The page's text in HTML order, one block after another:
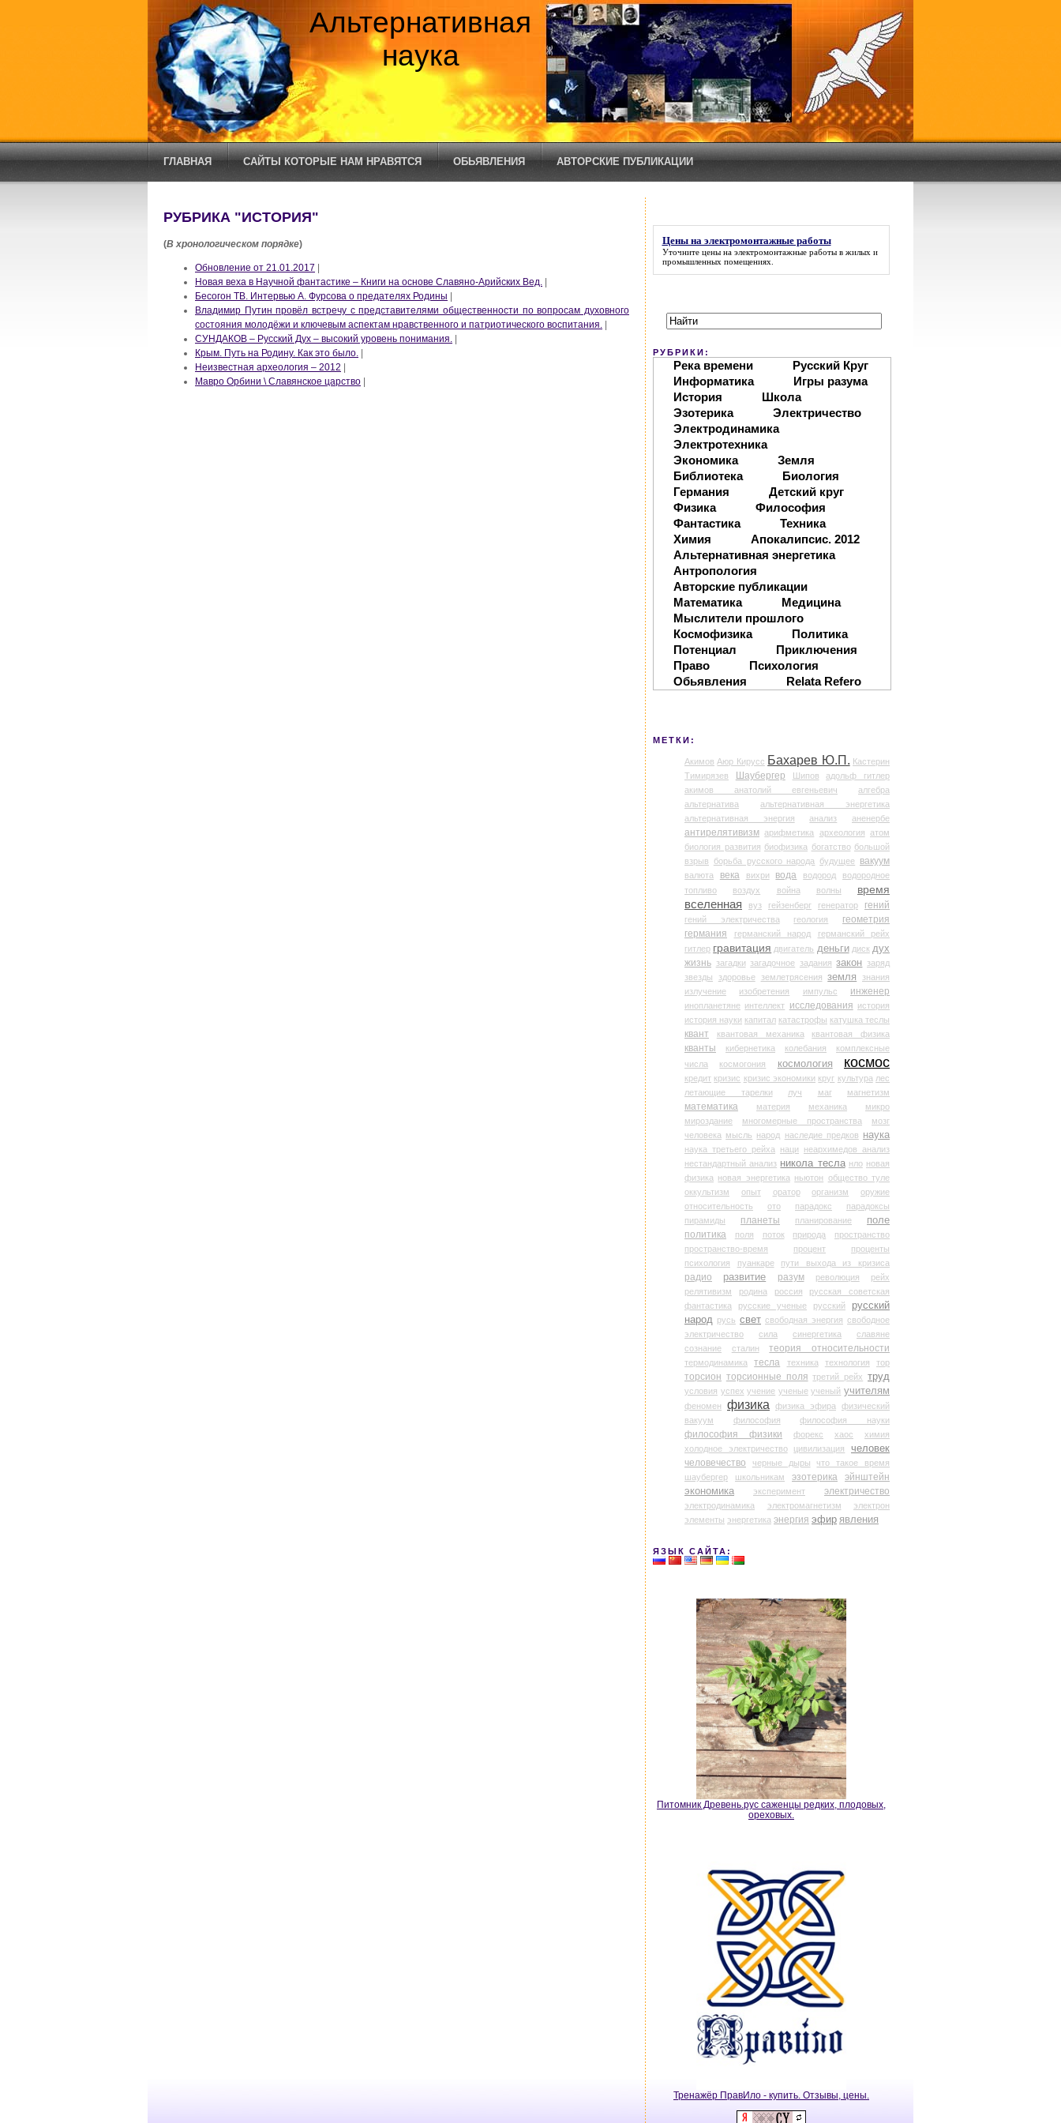
Альтернативная
наука
ГЛАВНАЯ САЙТЫ КОТОРЫЕ НАМ НРАВЯТСЯ ОБЬЯВЛЕНИЯ АВТОРСКИЕ ПУБЛИКАЦИИ
РУБРИКА "ИСТОРИЯ"
(В хронологическом порядке)
Обновление от 21.01.2017
Новая веха в Научной фантастике – Книги на основе Славяно-Арийских Вед.
Бесогон ТВ. Интервью А. Фурсова о предателях Родины
Владимир Путин провёл встречу с представителями общественности по вопросам духовного
состояния молодёжи и ключевым аспектам нравственного и патриотического воспитания.
СУНДАКОВ – Русский Дух – высокий уровень понимания.
Крым. Путь на Родину. Как это было.
Неизвестная археология – 2012
Мавро Орбини \ Славянское царство
Цены на электромонтажные работы
Уточните цены на электромонтажные работыв жилых и
промышленных помещениях.
РУБРИКИ:
Река времени
Русский Круг
Информатика
Игры разума
История
Школа
Эзотерика
Электричество
Электродинамика
Электротехника
Экономика
Земля
Библиотека
Биология
Германия
Детский круг
Физика
Философия
Фантастика
Техника
Химия
Апокалипсис. 2012
Альтернативная энергетика
Антропология
Авторские публикации
Математика
Медицина
Мыслители прошлого
Космофизика
Политика
Потенциал
Приключения
Право
Психология
Обьявления
Relata Refero
МЕТКИ:
Акимов Аюр Кирусс Бахарев Ю.П. Кастерин
Тимирязев
Шаубергер Шипов
адольф гитлер
акимов анатолий евгеньевич
алгебра
альтернатива
альтернативная энергетика
альтернативная энергия
анализ аненербе
антирелятивизм арифметика археология атом
биология развития биофизика богатство большой
взрыв
борьба русского народа будущее вакуум
валюта века вихри вода водород
водородное
топливо
воздух война волны
время
вселенная
вуз гейзенберг генератор гений
гений электричества геология
геометрия
германия
германский народ
германский рейх
гитлер гравитация двигатель деньги диск дух
жизнь загадки загадочное задания закон заряд
звезды
здоровье землетрясения земля
знания
излучение
изобретения импульс инженер
инопланетяне интеллект исследования история
история науки капитал катастрофы катушка теслы
квант квантовая механика квантовая физика
кванты кибернетика колебания
комплексные
числа
космогония космология космос
кредит кризис кризис экономики круг культура лес
летающие тарелки
луч маг магнетизм
математика материя механика
микро
мироздание
многомерные пространства
мозг
человека мысль народ наследие предков наука
наука третьего рейха наци
неархимедов анализ
нестандартный анализ никола тесла нло новая
физика новая энергетика ньютон общество туле
оккультизм
опыт оратор организм
оружие
относительность
ото парадокс
парадоксы
пирамиды
планеты планирование
поле
политика
поля поток природа
пространство
пространство-время
процент
проценты
психология
пуанкаре пути выхода из кризиса
радио развитие разум революция
рейх
релятивизм
родина россия
русская советская
фантастика
русские ученые русский
русский
народ русь свет свободная энергия свободное
электричество
сила синергетика
славяне
сознание
сталин теория относительности
термодинамика тесла техника технология тор
торсион торсионные поля третий рейх труд
условия успех учение ученые ученый учителям
феномен физика физика эфира
физический
вакуум
философия философия науки
философия физики форекс хаос
химия
холодное электричество
цивилизация человек
человечество черные дыры
что такое время
шаубергер
школьникам эзотерика
эйнштейн
экономика
эксперимент электричество
электродинамика электромагнетизм
электрон
элементы энергетика энергия эфир явления
ЯЗЫК САЙТА:
Питомник Древень.рус саженцы редких, плодовых,
ореховых.
Тренажёр ПравИло - купить. Отзывы, цены.